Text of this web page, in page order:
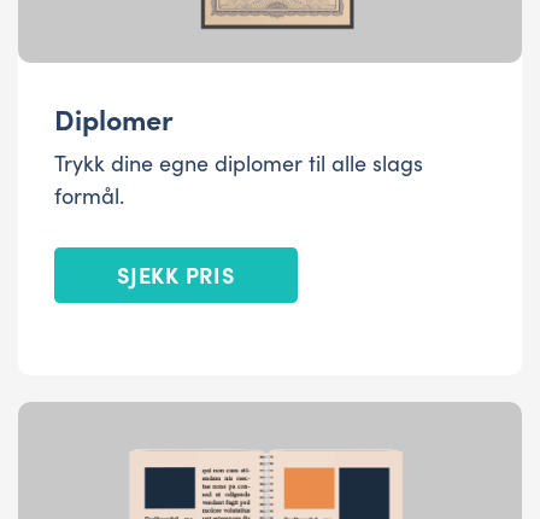
Diplomer
Trykk dine egne diplomer til alle slags
formål.
SJEKK PRIS